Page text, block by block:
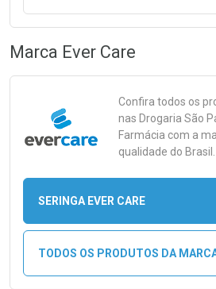
Marca Ever Care
Confira todos os
nas Drogaria São
Farmácia com a
qualidade do Brasil.
SERINGA EVER CARE
TODOS OS PRODUTOS DA